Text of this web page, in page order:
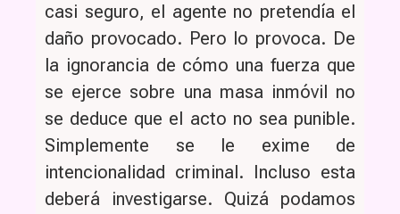
casi seguro, el agente no pretendía el
daño provocado. Pero lo provoca. De
la ignorancia de cómo una fuerza que
se ejerce sobre una masa inmóvil no
se deduce que el acto no sea punible.
Simplemente se le exime de
intencionalidad criminal. Incluso esta
deberá investigarse. Quizá podamos